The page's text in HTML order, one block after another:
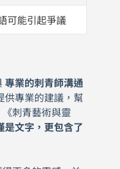
可能引起爭議
專業的刺青師溝通
供專業的建議，幫
刺青藝術與靈
是文字，更包含了